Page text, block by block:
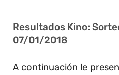
Resultados Kino:
07/01/2018
A continuación le